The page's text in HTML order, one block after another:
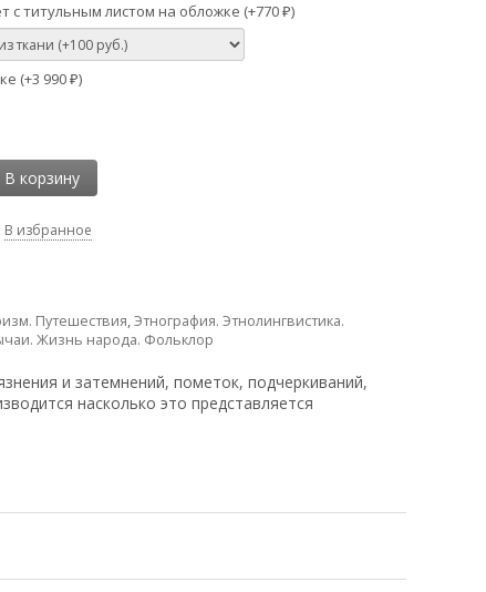
с титульным листом на обложке (+770 ₽)
(+3 990 ₽)
В корзину
В избранное
Путешествия,Этнография. Этнолингвистика.
Жизнь народа. Фольклор
и затемнений, пометок, подчеркиваний,
насколько это представляется